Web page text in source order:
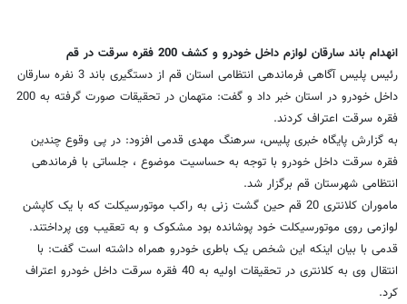
انهدام باند سارقان لوازم داخل خودرو و کشف 200 فقره سرقت در قم
رئیس پلیس آگاهی فرماندهی انتظامی استان قم از دستگیری باند 3 نفره سارقان
داخل خودرو در استان خبر داد و گفت: متهمان در تحقیقات صورت گرفته به 200
فقره سرقت اعتراف کردند.
به گزارش پایگاه خبری پلیس، سرهنگ مهدی قدمی افزود: در پی وقوع چندین
فقره سرقت داخل خودرو با توجه به حساسیت موضوع ، جلساتی با فرماندهی
انتظامی شهرستان قم برگزار شد.
ماموران کلانتری 20 قم حین گشت زنی به راکب موتورسیکلت که با یک کاپشن
لوازمی روی موتورسیکلت خود پوشانده بود مشکوک و به تعقیب وی پرداختند.
قدمی با بیان اینکه این شخص یک باطری خودرو همراه داشته است گفت: با
انتقال وی به کلانتری در تحقیقات اولیه به 40 فقره سرقت داخل خودرو اعتراف
کرد.